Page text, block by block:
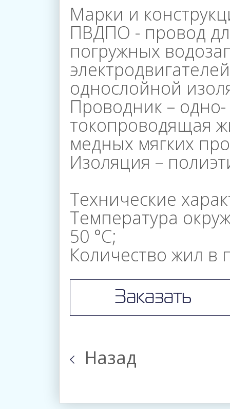
Каталог
Магазины
Галерея
Пресс
Центр
Вакансии
Корпоративное
Марки и
ПВДПО - провод
погружных
однослойной
Проводник –
токопроводящая
медных мягких
Изоляция –
Технические
Температура
50 °С;
Количество жил в
Заказать
Назад